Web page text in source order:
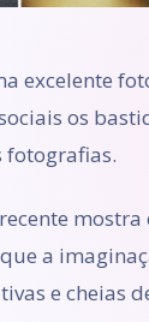
excelente
os
fotografias.
a
e cheias